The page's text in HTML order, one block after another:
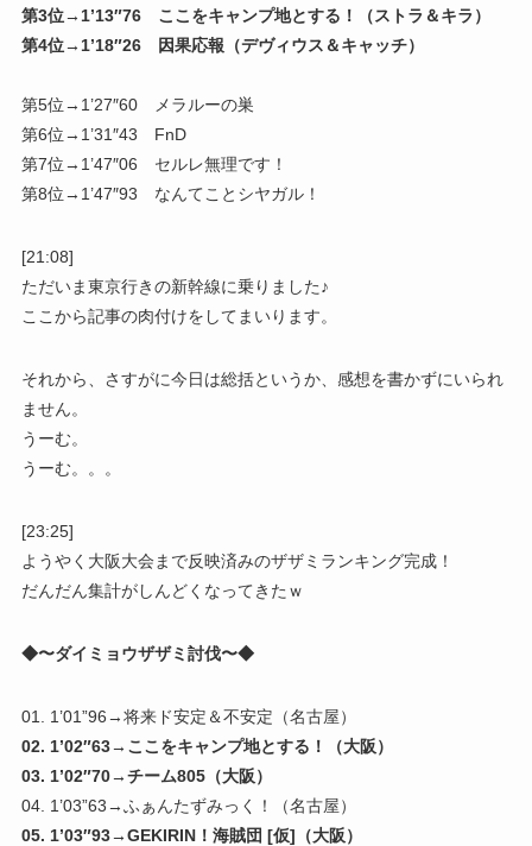
第3位→1’13″76 ここをキャンプ地とする！（ストラ＆キラ）
第4位→1’18″26 因果応報（デヴィウス＆キャッチ）
第5位→1’27″60 メラルーの巣
第6位→1’31″43 FnD
第7位→1’47″06 セルレ無理です！
第8位→1’47″93 なんてことシヤガル！
[21:08]
ただいま東京行きの新幹線に乗りました♪
ここから記事の肉付けをしてまいります。
それから、さすがに今日は総括というか、感想を書かずにいられ
ません。
うーむ。
うーむ。。。
[23:25]
ようやく大阪大会まで反映済みのザザミランキング完成！
だんだん集計がしんどくなってきたｗ
◆〜ダイミョウザザミ討伐〜◆
01. 1’01”96→将来ド安定＆不安定（名古屋）
02. 1’02″63→ここをキャンプ地とする！（大阪）
03. 1’02″70→チーム805（大阪）
04. 1’03”63→ふぁんたずみっく！（名古屋）
05. 1’03″93→GEKIRIN！海賊団 [仮]（大阪）